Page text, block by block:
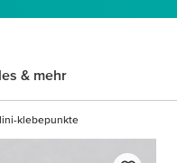
& mehr
klebepunkte